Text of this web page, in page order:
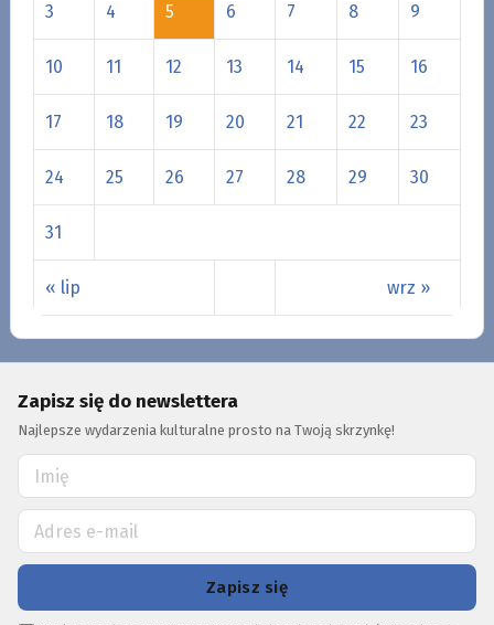
« lip wrz »
3 4 5 6 7 8 9
10 11 12 13 14 15 16
17 18 19 20 21 22 23
24 25 26 27 28 29 30
31
Zapisz się do newslettera
Najlepsze wydarzenia kulturalne prosto na Twoją skrzynkę!
Zapisz się